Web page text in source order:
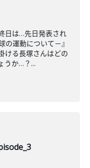
日は…先日発表され
の運動について－』
ける長塚さんはどの
うか…？...